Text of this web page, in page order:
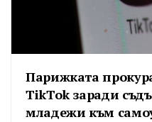
Парижката
TikTok заради
младежи към